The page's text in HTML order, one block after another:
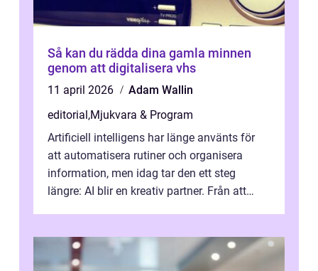
Så kan du rädda dina gamla minnen
genom att digitalisera vhs
11 april 2026
Adam Wallin
editorial,Mjukvara & Program
Artificiell intelligens har länge använts för
att automatisera rutiner och organisera
information, men idag tar den ett steg
längre: AI blir en kreativ partner. Från att